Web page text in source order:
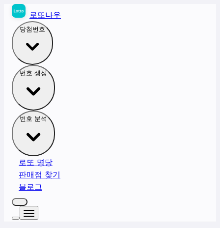
로또나우
당첨번호
번호 생성
번호 분석
로또 명당
판매점 찾기
블로그